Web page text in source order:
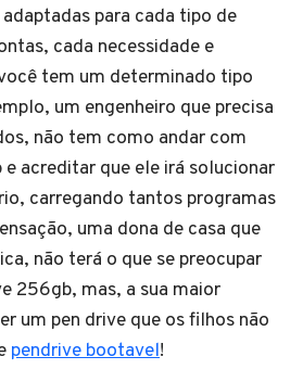
para cada tipo de
cada necessidade e
tem um determinado tipo
um engenheiro que precisa
não tem como andar com
e acreditar que ele irá solucionar
carregando tantos programas
uma dona de casa que
não terá o que se preocupar
256gb, mas, a sua maior
um pen drive que os filhos não
pendrive bootavel!